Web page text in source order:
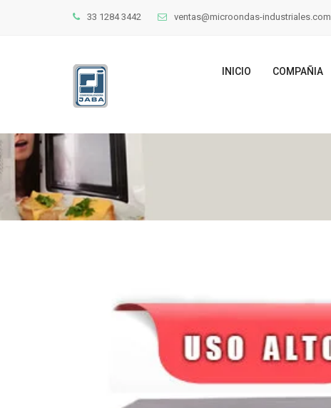
33 1284 3442 ventas@microondas-industriales.com
INICIO COMPAÑIA